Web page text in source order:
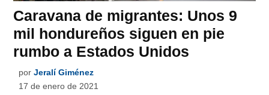
Caravana de migrantes: Unos 9
mil hondureños siguen en pie
rumbo a Estados Unidos
por Jeralí Giménez
17 de enero de 2021